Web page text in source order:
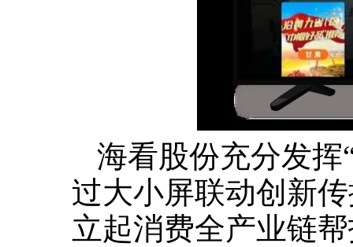
海看股份充分发挥
过大小屏联动创新
立起消费全产业链